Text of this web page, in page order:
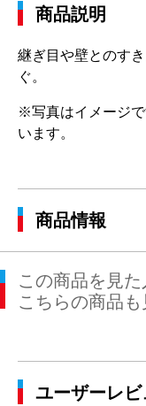
商品説明
継ぎ目や壁とのす
ぐ。
※写真はイメージ
います。
商品情報
この商品を見た
こちらの商品
ユーザーレビ